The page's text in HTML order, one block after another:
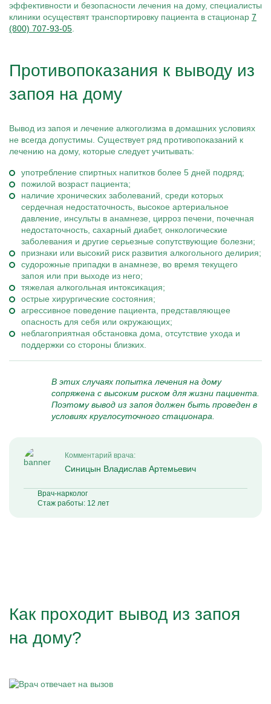
эффективности и безопасности лечения на дому, специалисты
клиники осуществят транспортировку пациента в стационар 7
(800) 707-93-05
Противопоказания к выводу из
запоя на дому
Вывод из запоя и лечение алкоголизма в домашних условиях
не всегда допустимы. Существует ряд противопоказаний к
лечению на дому, которые следует учитывать:
употребление спиртных напитков более 5 дней подряд;
пожилой возраст пациента;
наличие хронических заболеваний, среди которых
сердечная недостаточность, высокое артериальное
давление, инсульты в анамнезе, цирроз печени, почечная
недостаточность, сахарный диабет, онкологические
заболевания и другие серьезные сопутствующие болезни;
признаки или высокий риск развития алкогольного делирия;
судорожные припадки в анамнезе, во время текущего
запоя или при выходе из него;
тяжелая алкогольная интоксикация;
острые хирургические состояния;
агрессивное поведение пациента, представляющее
опасность для себя или окружающих;
неблагоприятная обстановка дома, отсутствие ухода и
поддержки со стороны близких.
В этих случаях попытка лечения на дому
сопряжена с высоким риском для жизни пациента.
Поэтому вывод из запоя должен быть проведен в
условиях круглосуточного стационара.
Комментарий врача:
Синицын Владислав Артемьевич
Врач-нарколог
Стаж работы: 12 лет
Как проходит вывод из запоя
на дому?